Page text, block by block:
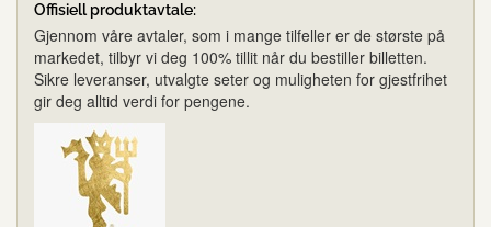
Offisiell produktavtale:
Gjennom våre avtaler, som i mange tilfeller er de største på
markedet, tilbyr vi deg 100% tillit når du bestiller billetten.
Sikre leveranser, utvalgte seter og muligheten for gjestfrihet
gir deg alltid verdi for pengene.